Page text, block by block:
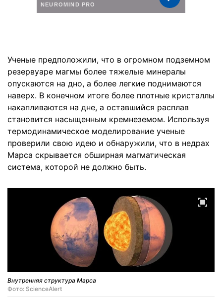
Ученые предположили, что в огромном подземном
резервуаре магмы более тяжелые минералы
опускаются на дно, а более легкие поднимаются
наверх. В конечном итоге более плотные кристаллы
накапливаются на дне, а оставшийся расплав
становится насыщенным кремнеземом. Используя
термодинамическое моделирование ученые
проверили свою идею и обнаружили, что в недрах
Марса скрывается обширная магматическая
система, которой не должно быть.
Внутренняя структура Марса
Фото: ScienceAlert